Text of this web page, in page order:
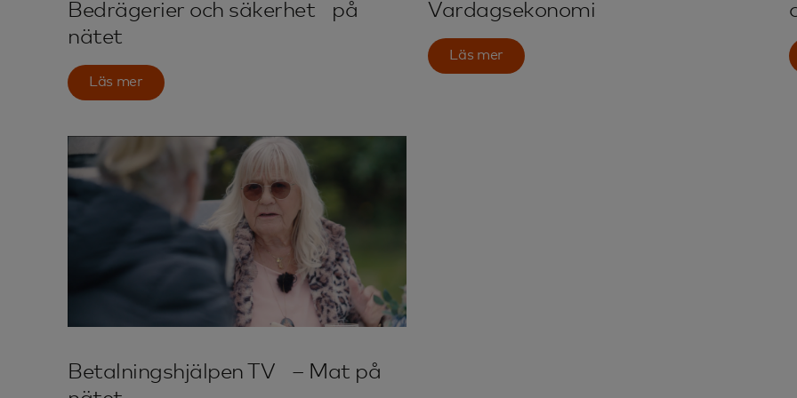
Bedrägerier och säkerhet på
nätet
Läs mer
Vardagsekonomi
Läs mer
Betalningshjälpen TV – Mat på